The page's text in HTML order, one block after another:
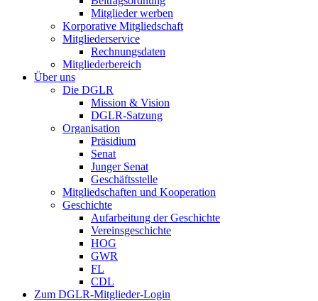
Mitglieder werben
Korporative Mitgliedschaft
Mitgliederservice
Rechnungsdaten
Mitgliederbereich
Über uns
Die DGLR
Mission & Vision
DGLR-Satzung
Organisation
Präsidium
Senat
Junger Senat
Geschäftsstelle
Mitgliedschaften und Kooperation
Geschichte
Aufarbeitung der Geschichte
Vereinsgeschichte
HOG
GWR
FL
CDL
Zum DGLR-Mitglieder-Login